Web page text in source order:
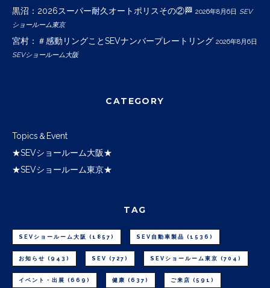
黒沼：2026スーパー耐久オートポリスその②🏁 2026年8月6日 SEV
ショールーム東京
宮村：＃感動リングことSEVナンバープレートリング 2026年8月6日
SEVショールーム大阪
CATEGORY
Topics＆Event
★SEVショールーム大阪★
★SEVショールーム東京★
TAG
SEVショールーム大阪 (1857) SEV自動車製品 (1536)
お知らせ (943) SEV (727) SEVショールーム東京 (704)
イベント・出展 (669) 健康 (637) ご来店 (591)